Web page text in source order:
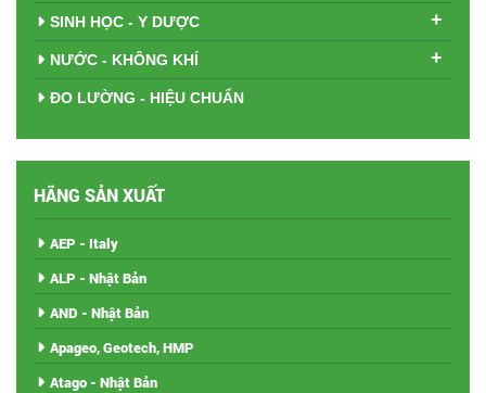
SINH HỌC - Y DƯỢC +
NƯỚC - KHÔNG KHÍ +
ĐO LƯỜNG - HIỆU CHUẨN
HÃNG SẢN XUẤT
AEP - Italy
ALP - Nhật Bản
AND - Nhật Bản
Apageo, Geotech, HMP
Atago - Nhật Bản